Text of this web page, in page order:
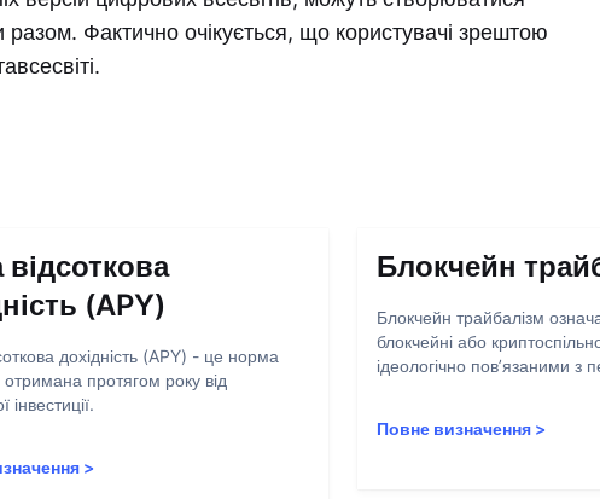
Фактично очікується, що користувачі зрештою
відсоткова
(APY)
дохідність (APY) - це норма
отримана протягом року від
інвестиції.
>
Блокчейн
Блокчейн трайбалізм
блокчейні або
ідеологічно пов’язаними з
Повне визначення>